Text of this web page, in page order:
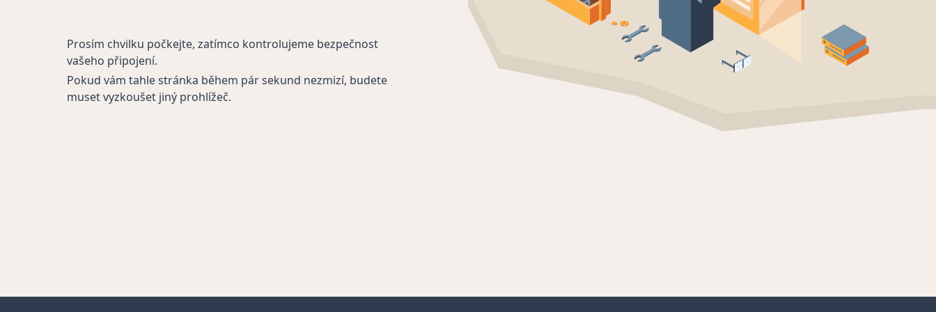
Prosím chvilku počkejte, zatímco kontrolujeme bezpečnost
vašeho připojení.
Pokud vám tahle stránka během pár sekund nezmizí, budete
muset vyzkoušet jiný prohlížeč.